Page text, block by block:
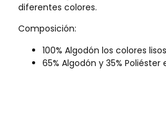
diferentes colores.
Composición:
100% Algodón los colores
65% Algodón y 35%